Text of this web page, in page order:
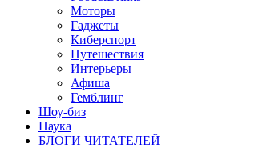
Моторы
Гаджеты
Киберспорт
Путешествия
Интерьеры
Афиша
Гемблинг
Шоу-биз
Наука
БЛОГИ ЧИТАТЕЛЕЙ